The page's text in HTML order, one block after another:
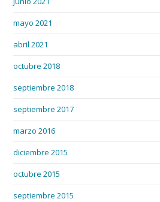
mayo 2021
abril 2021
octubre 2018
septiembre 2018
septiembre 2017
marzo 2016
diciembre 2015
octubre 2015
septiembre 2015